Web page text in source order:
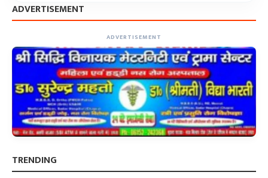
ADVERTISEMENT
ADVERTISEMENT
TRENDING